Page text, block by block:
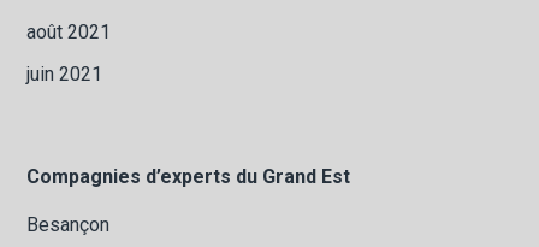
août 2021
juin 2021
Compagnies d’experts du Grand Est
Besançon